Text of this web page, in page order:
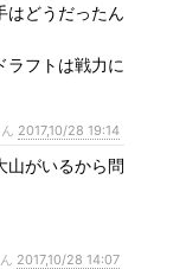
はどうだったん
ラフトは戦力に
2017,10/28 19:14
山がいるから問
2017,10/28 14:07